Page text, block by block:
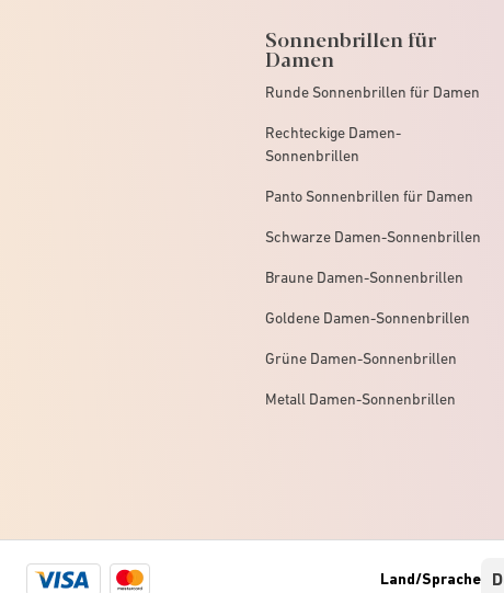
Sonnenbrillen für
Damen
Runde Sonnenbrillen für Damen
Rechteckige Damen-
Sonnenbrillen
Panto Sonnenbrillen für Damen
Schwarze Damen-Sonnenbrillen
Braune Damen-Sonnenbrillen
Goldene Damen-Sonnenbrillen
Grüne Damen-Sonnenbrillen
Metall Damen-Sonnenbrillen
Visa
Mastercard
Land/Sprache